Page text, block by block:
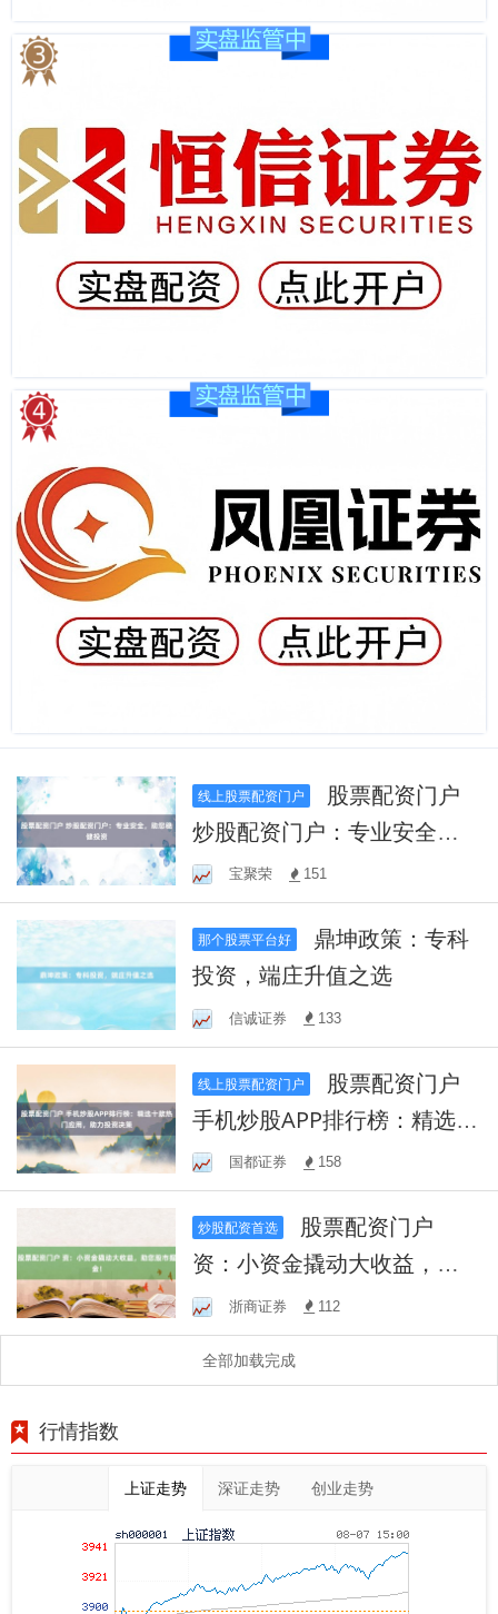
线上股票配资门户
炒股配资门户：专业安全，
助您稳健投资
宝聚荣 151
那个股票平台好
投资，端庄升值之选
信诚证券 133
线上股票配资门户
手机炒股APP排行榜：精选十
款热门应用，助力投资决策
国都证券 158
炒股配资首选
资：小资金撬动大收益，助
您股市掘金！
浙商证券 112
全部加载完成
行情指数
上证走势 深证走势 创业走势